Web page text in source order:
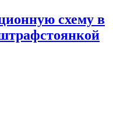
схему в